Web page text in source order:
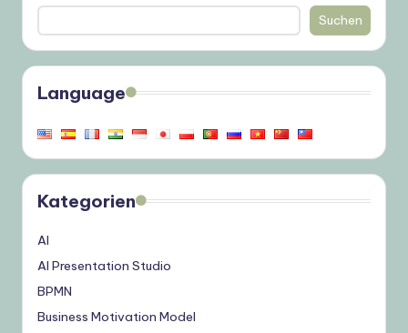
Suchen
Language
Kategorien
AI
AI Presentation Studio
BPMN
Business Motivation Model